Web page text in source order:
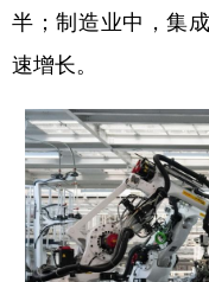
四川 贵
陕西
新疆 内
多语种频道
English
半；制造业中，集
速增长。